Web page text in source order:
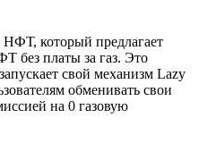
который предлагает
без платы за газ. Это
свой механизм Lazy
обменивать свои
на 0 газовую